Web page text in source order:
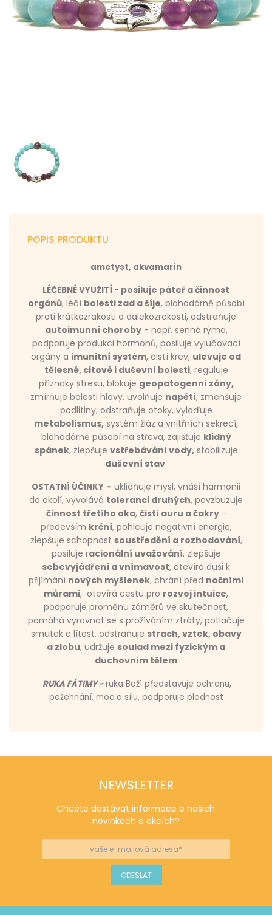
POPIS PRODUKTU
ametyst, akvamarín
LÉČEBNÉ VYUŽITÍ - posiluje páteř a činnost
orgánů, léčí bolesti zad a šíje, blahodárně působí
proti krátkozrakosti a dalekozrakosti, odstraňuje
autoimunní choroby- např. senná rýma,
podporuje produkci hormonů, posiluje vylučovací
orgány a imunitní systém, čistí krev, ulevuje od
tělesné, citové i duševní bolesti, reguluje
příznaky stresu, blokuje geopatogenní zóny,
zmírňuje bolesti hlavy, uvolňuje napětí, zmenšuje
podlitiny, odstraňuje otoky, vylaďuje
metabolismus, systém žláz a vnitřních sekrecí,
blahodárně působí na střeva, zajišťuje klidný
spánek, zlepšuje vstřebávání vody,stabilizuje
duševní stav
OSTATNÍ ÚČINKY - uklidňuje mysl, vnáší harmonii
do okolí, vyvolává toleranci druhých, povzbuzuje
činnost třetího oka, čistí auru a čakry-
především krční, pohlcuje negativní energie,
zlepšuje schopnost soustředění a rozhodování,
posiluje racionální uvažování, zlepšuje
sebevyjádření a vnímavost, otevírá duši k
přijímání nových myšlenek, chrání před nočními
můrami, otevírá cestu pro rozvoj intuice,
podporuje proměnu záměrů ve skutečnost,
pomáhá vyrovnat se s prožíváním ztráty, potlačuje
smutek a lítost, odstraňuje strach, vztek, obavy
a zlobu, udržuje soulad mezi fyzickým a
duchovním tělem
RUKA FÁTIMY -ruka Boží představuje ochranu,
požehnání, moc a sílu, podporuje plodnost
NEWSLETTER
Chcete dostávat informace o našich
novinkách a akcích?